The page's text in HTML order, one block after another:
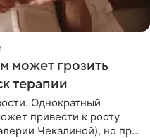
может грозить
терапии
Однократный
привести к росту
Чекалиной), но при